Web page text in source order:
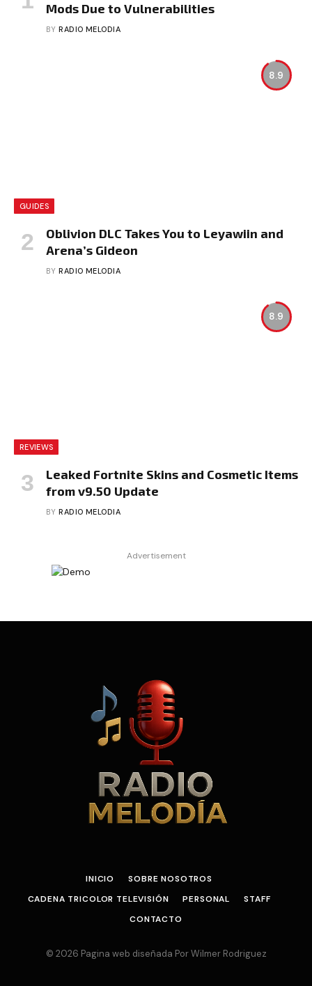
Mods Due to Vulnerabilities
BY RADIO MELODIA
8.9
GUIDES
Oblivion DLC Takes You to Leyawiin and
Arena’s Gideon
BY RADIO MELODIA
8.9
REVIEWS
Leaked Fortnite Skins and Cosmetic Items
from v9.50 Update
BY RADIO MELODIA
Advertisement
INICIO
SOBRE NOSOTROS
CADENA TRICOLOR TELEVISIÓN
PERSONAL
STAFF
CONTACTO
© 2026 Pagina web diseñada Por Wilmer Rodriguez